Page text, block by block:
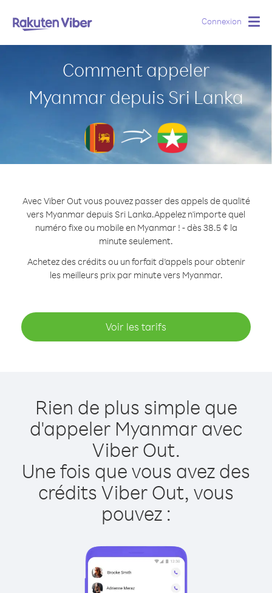
Connexion
Comment appeler
Myanmar depuis Sri Lanka
Avec Viber Out vous pouvez passer des appels de qualité
vers Myanmar depuis Sri Lanka.Appelez n'importe quel
numéro fixe ou mobile en Myanmar ! - dès 38.5 ¢ la
minute seulement.
Achetez des crédits ou un forfait d’appels pour obtenir
les meilleurs prix par minute vers Myanmar.
Voir les tarifs
Rien de plus simple que
d'appeler Myanmar avec
Viber Out.
Une fois que vous avez des
crédits Viber Out, vous
pouvez :